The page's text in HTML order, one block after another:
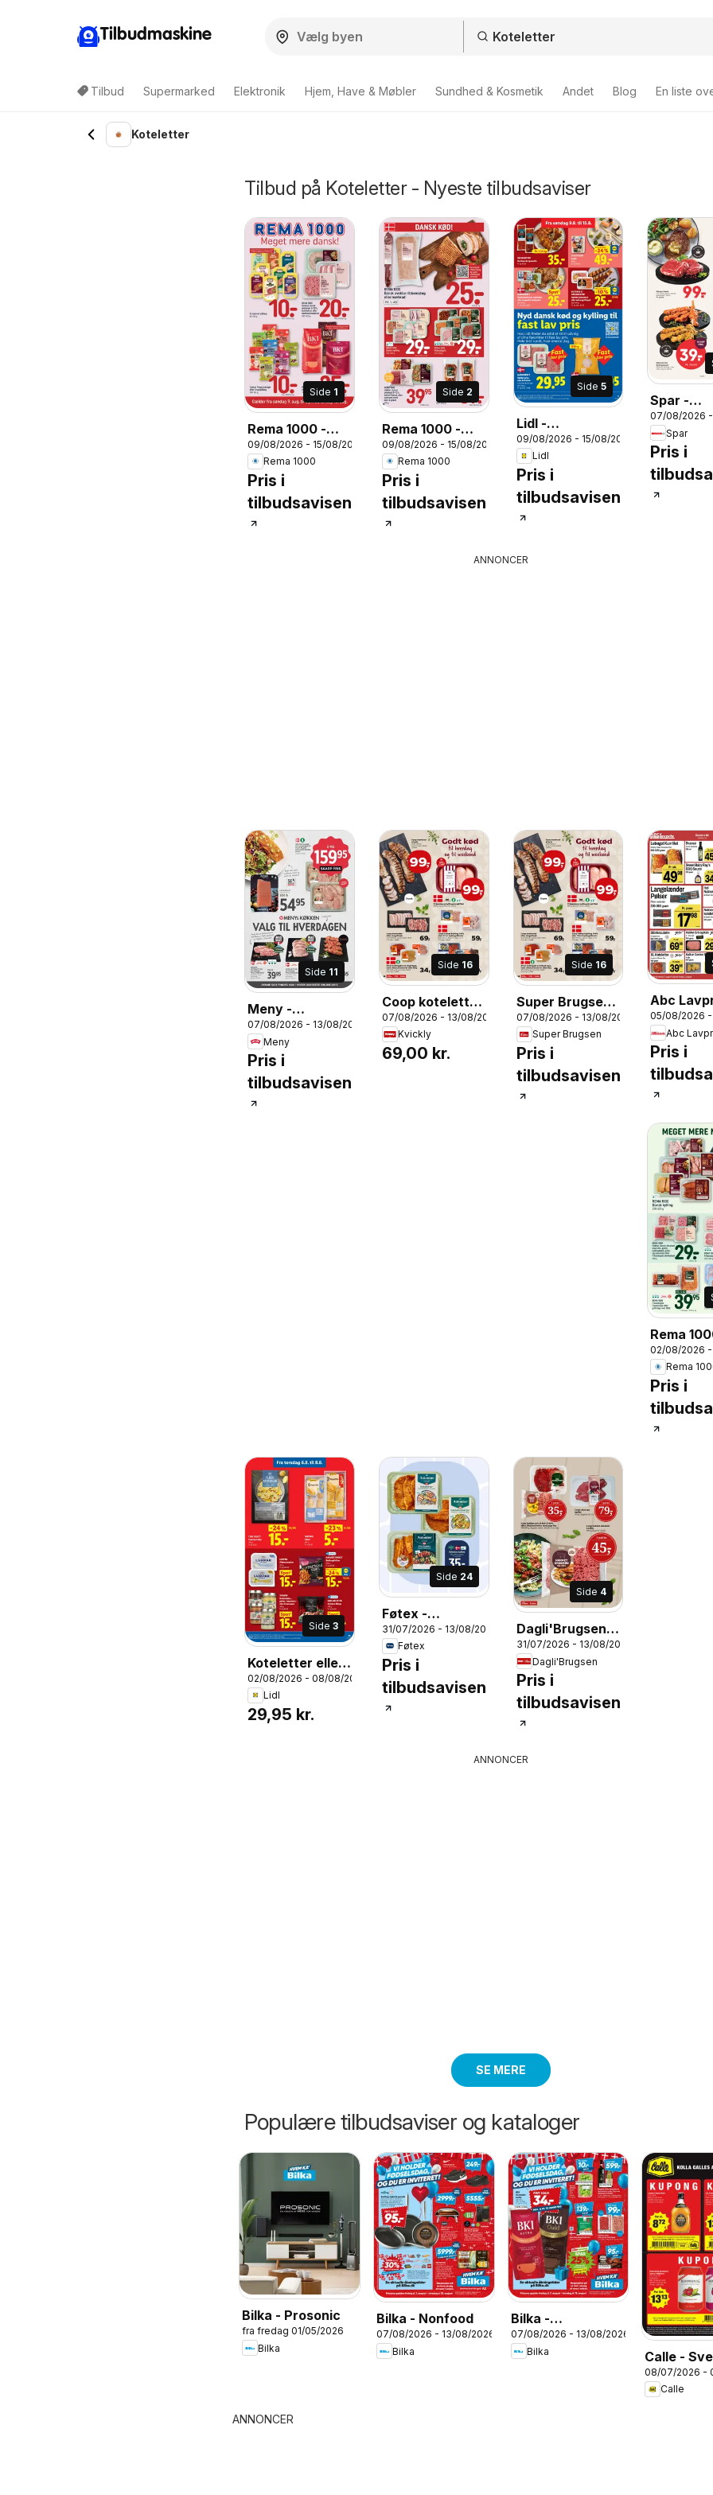
Tilbudmaskine
Tilbud Supermarked Elektronik Hjem, Have & Møbler Sundhed & Kosmetik Andet Blog En liste
Koteletter
Tilbud på Koteletter - Nyeste tilbudsaviser
Side 1
Rema 1000 -
Tilbudsavis uge
33
09/08/2026 - 15/08/2026
Rema 1000
Pris i
tilbudsavisen
Side 2
Rema 1000 -
Tilbudsavis uge
33
09/08/2026 - 15/08/2026
Rema 1000
Pris i
tilbudsavisen
Side5
Lidl -
Tilbudsavis
09/08/2026 - 15/08/2026
Lidl
Pris i
tilbudsavisen
Spar -
33
07/08/2026 -
Spar
Pris i
ANNONCER
Side 11
Meny -
Tilbudsavis uge
33
07/08/2026 - 13/08/2026
Meny
Pris i
tilbudsavisen
Side 16
Coop koteletter
eller
stegeflæsk,
900-1000 g. Kg-
07/08/2026 - 13/08/2026
Kvickly
69,00 kr.
Side 16
Super Brugsen -
Tilbudsavis uge
32
07/08/2026 - 13/08/2026
Super Brugsen
Pris i
tilbudsavisen
Abc
05/08/2026 -
Abc
Pris i
Rema
32
02/08/2026 -
Rema
Pris i
Side 3
Koteletter eller
stegeflæsk i
skiver,
Koteletter eller
02/08/2026 - 08/08/2026
Lidl
29,95 kr.
Side 24
Føtex -
Tilbudsavis uge
32 - 33
31/07/2026 - 13/08/2026
Føtex
Pris i
tilbudsavisen
Side 4
Dagli'Brugsen -
Tilbudsavis uge
31-32
31/07/2026 - 13/08/2026
Dagli'Brugsen
Pris i
tilbudsavisen
ANNONCER
SE MERE
Populære tilbudsaviser og kataloger
Bilka - Prosonic
fra fredag 01/05/2026
Bilka
Bilka - Nonfood
07/08/2026 - 13/08/2026
Bilka
Bilka -
Tilbudsavis uge
33
07/08/2026 - 13/08/2026
Bilka
Calle -
08/07/2026 -
Calle
ANNONCER